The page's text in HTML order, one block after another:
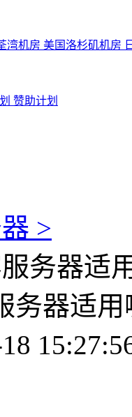
湾机房 美国洛杉矶机房
赞助计划
>
务器适
务器适